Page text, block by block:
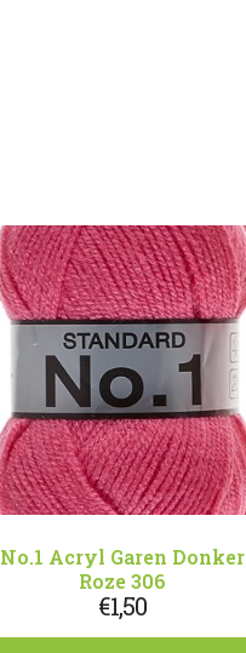
No.1 Acryl Garen Donker
Roze 306
€1,50